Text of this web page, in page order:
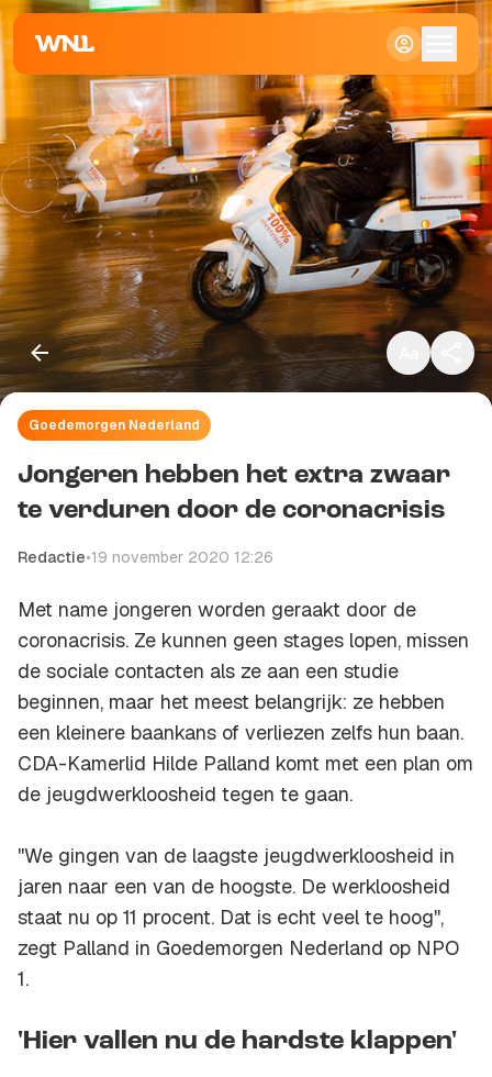
Klein
Standaard
Groot
Goedemorgen Nederland
Jongeren hebben het extra zwaar
te verduren door de coronacrisis
Redactie•19 november 2020 12:26
Met name jongeren worden geraakt door de
coronacrisis. Ze kunnen geen stages lopen, missen
de sociale contacten als ze aan een studie
beginnen, maar het meest belangrijk: ze hebben
een kleinere baankans of verliezen zelfs hun baan.
CDA-Kamerlid Hilde Palland komt met een plan om
de jeugdwerkloosheid tegen te gaan.
''We gingen van de laagste jeugdwerkloosheid in
jaren naar een van de hoogste. De werkloosheid
staat nu op 11 procent. Dat is echt veel te hoog'',
zegt Palland in Goedemorgen Nederland op NPO
1.
'Hier vallen nu de hardste klappen'